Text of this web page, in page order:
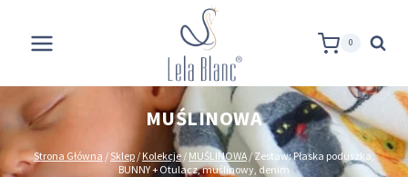
0
MUŚLINOWA
Strona Główna / Sklep / Kolekcje / MUŚLINOWA /Zestaw: Płaska poduszka,
BUNNY + Otulacz, muślinowy, denim